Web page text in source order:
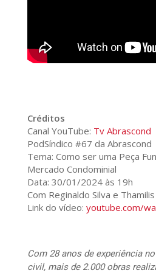
Créditos
Canal YouTube: Tv Abrascond
PodSíndico #67 da Abrascond
Tema: Como ser uma Peça
Mercado Condominial
Data: 30/01/2024 às 19h
Com Reginaldo Silva e
Link do vídeo: youtube.com/
Com 28 anos de experiência
civil, mais de 2.000 obras